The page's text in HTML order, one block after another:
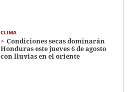
CLIMA
Condiciones secas dominarán
Honduras este jueves 6 de agosto
con lluvias en el oriente